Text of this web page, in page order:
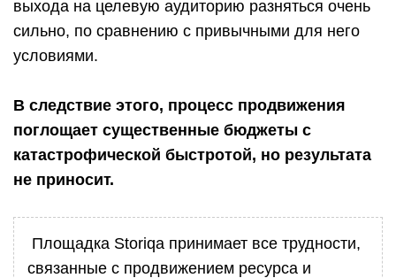
выхода на целевую аудиторию разняться очень
сильно, по сравнению с привычными для него
условиями.
В следствие этого, процесс продвижения
поглощает существенные бюджеты с
катастрофической быстротой, но результата
не приносит.
Площадка Storiqa принимает все трудности,
связанные с продвижением ресурса и